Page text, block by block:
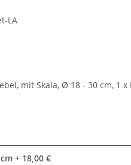
LA
mit Skala, Ø 18 - 30 cm, 1 x
+ 18,00 €